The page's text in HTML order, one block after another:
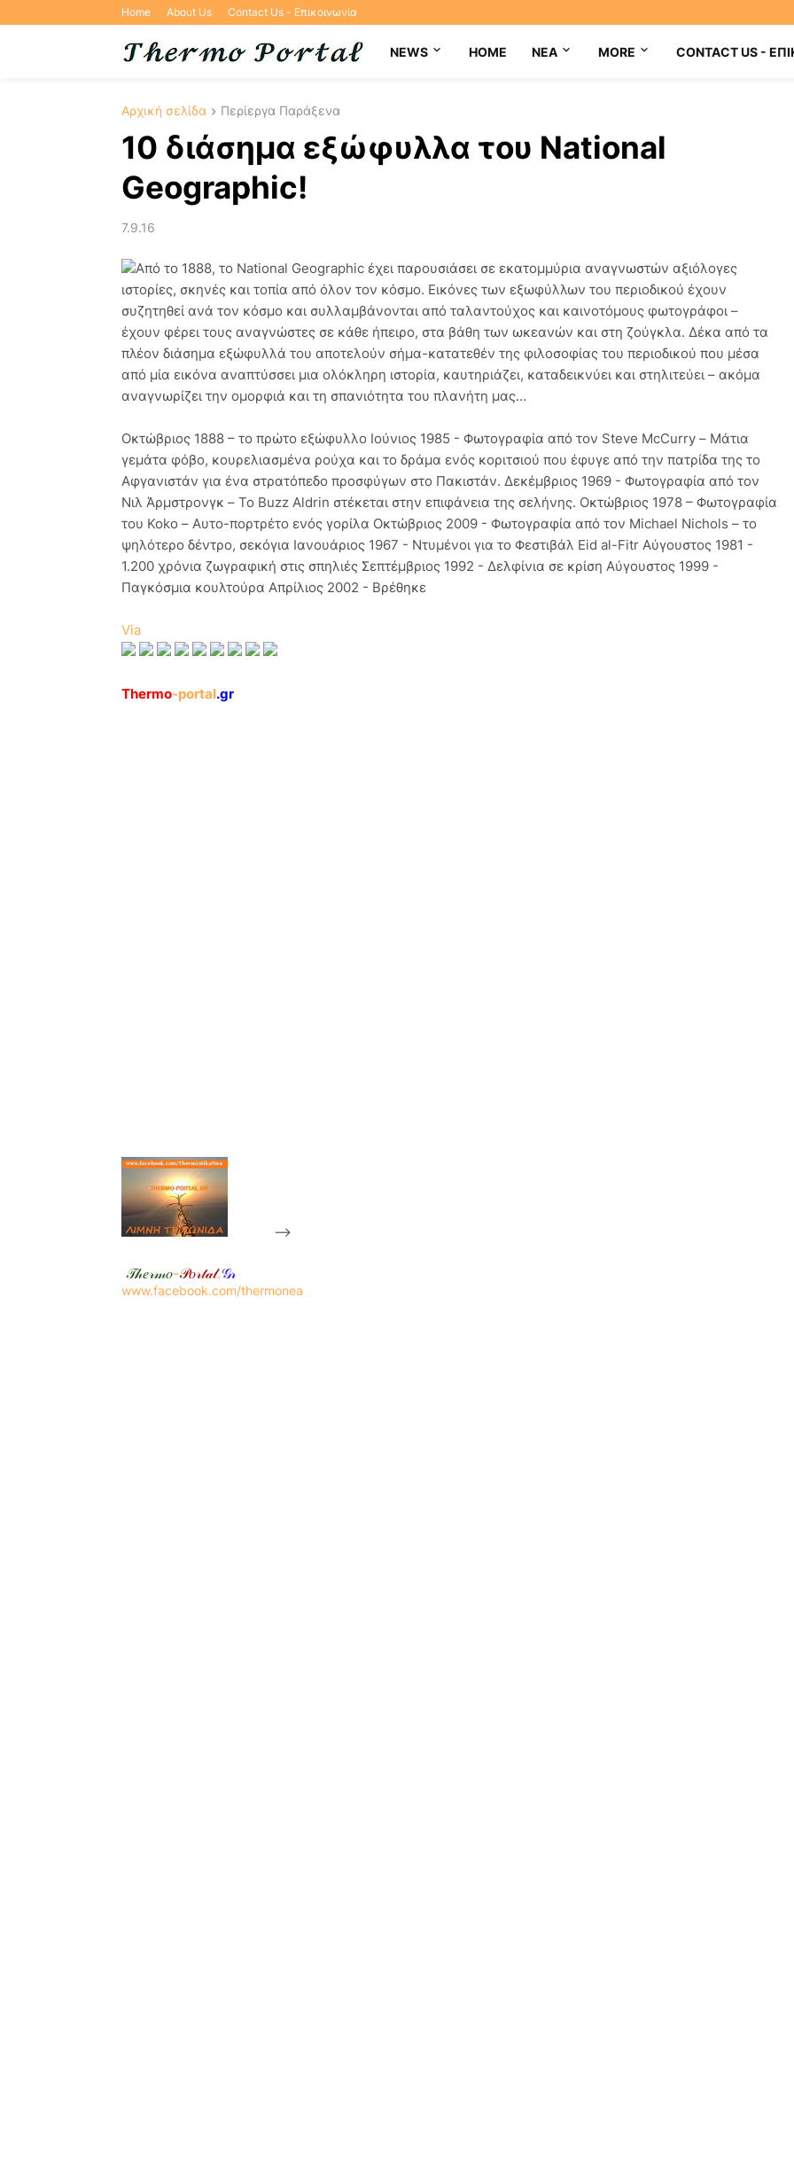
Home About Us Contact Us - Επικοινωνία
NEWS HOME NEA MORE CONTACT US -
Αρχική σελίδα Περίεργα Παράξενα
10 διάσημα εξώφυλλα του National
Geographic!
7.9.16
Από το 1888, το National Geographic έχει παρουσιάσει σε εκατομμύρια αναγνωστών αξιόλογες
ιστορίες, σκηνές και τοπία από όλον τον κόσμο. Εικόνες των εξωφύλλων του περιοδικού έχουν
συζητηθεί ανά τον κόσμο και συλλαμβάνονται από ταλαντούχος και καινοτόμους φωτογράφοι –
έχουν φέρει τους αναγνώστες σε κάθε ήπειρο, στα βάθη των ωκεανών και στη ζούγκλα. Δέκα από τα
πλέον διάσημα εξώφυλλά του αποτελούν σήμα-κατατεθέν της φιλοσοφίας του περιοδικού που μέσα
από μία εικόνα αναπτύσσει μια ολόκληρη ιστορία, καυτηριάζει, καταδεικνύει και στηλιτεύει – ακόμα
αναγνωρίζει την ομορφιά και τη σπανιότητα του πλανήτη μας…
Οκτώβριος 1888 – το πρώτο εξώφυλλο Ιούνιος 1985 - Φωτογραφία από τον Steve McCurry – Μάτια
γεμάτα φόβο, κουρελιασμένα ρούχα και το δράμα ενός κοριτσιού που έφυγε από την πατρίδα της το
Αφγανιστάν για ένα στρατόπεδο προσφύγων στο Πακιστάν. Δεκέμβριος 1969 - Φωτογραφία από τον
Νιλ Άρμστρονγκ – Το Buzz Aldrin στέκεται στην επιφάνεια της σελήνης. Οκτώβριος 1978 – Φωτογραφία
του Koko – Αυτο-πορτρέτο ενός γορίλα Οκτώβριος 2009 - Φωτογραφία από τον Michael Nichols – το
ψηλότερο δέντρο, σεκόγια Ιανουάριος 1967 - Ντυμένοι για το Φεστιβάλ Eid al-Fitr Αύγουστος 1981 -
1.200 χρόνια ζωγραφική στις σπηλιές Σεπτέμβριος 1992 - Δελφίνια σε κρίση Αύγουστος 1999 -
Παγκόσμια κουλτούρα Aπρίλιος 2002 - Βρέθηκε
Via
Thermo-portal.gr
-->
𝒯𝒽𝑒𝓇𝓂𝑜-𝒫𝑜𝓇𝓉𝒶𝓁.𝒢𝓇
www.facebook.com/thermonea